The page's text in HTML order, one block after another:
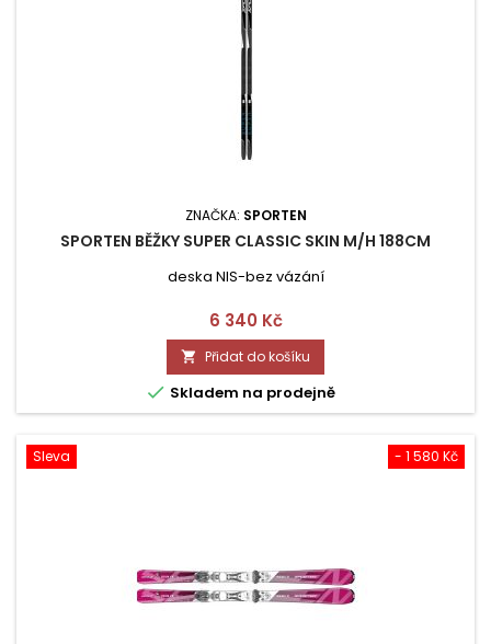
ZNAČKA: SPORTEN
SPORTEN BĚŽKY SUPER CLASSIC SKIN M/H 188CM
deska NIS-bez vázání
Cena
6 340 Kč
 Přidat do košíku
 Skladem na prodejně
- 1 580 Kč
Sleva